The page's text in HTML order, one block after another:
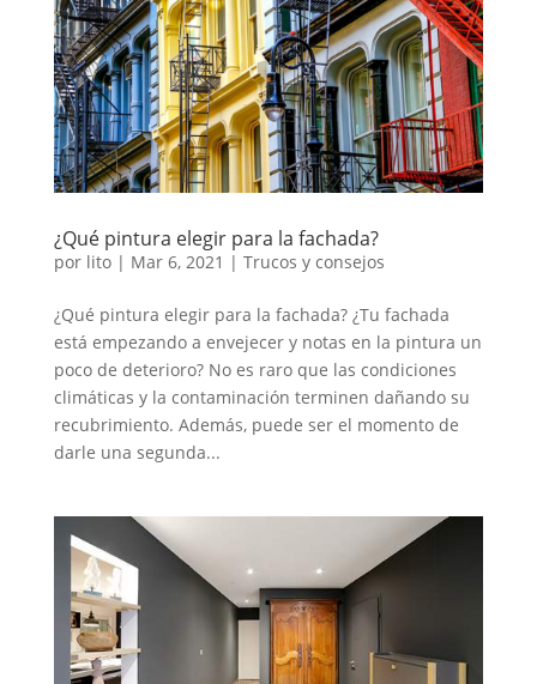
¿Qué pintura elegir para la fachada?
por lito| Mar 6, 2021 | Trucos y consejos
¿Qué pintura elegir para la fachada? ¿Tu fachada
está empezando a envejecer y notas en la pintura un
poco de deterioro? No es raro que las condiciones
climáticas y la contaminación terminen dañando su
recubrimiento. Además, puede ser el momento de
darle una segunda...